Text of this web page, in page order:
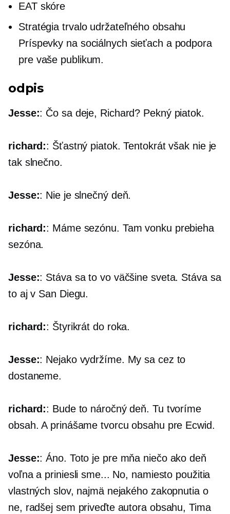
EAT skóre
Stratégia trvalo udržateľného obsahu
Príspevky na sociálnych sieťach a podpora
pre vaše publikum.
odpis
Jesse:: Čo sa deje, Richard? Pekný piatok.
richard:: Šťastný piatok. Tentokrát však nie je
tak slnečno.
Jesse:: Nie je slnečný deň.
richard:: Máme sezónu. Tam vonku prebieha
sezóna.
Jesse:: Stáva sa to vo väčšine sveta. Stáva sa
to aj v San Diegu.
richard:: Štyrikrát do roka.
Jesse:: Nejako vydržíme. My sa cez to
dostaneme.
richard:: Bude to náročný deň. Tu tvoríme
obsah. A prinášame tvorcu obsahu pre Ecwid.
Jesse:: Áno. Toto je pre mňa niečo ako deň
voľna a priniesli sme... No, namiesto použitia
vlastných slov, najmä nejakého zakopnutia o
ne, radšej sem priveďte autora obsahu, Tima